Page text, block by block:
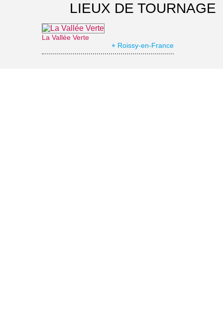
LIEUX DE TOURNAGE
La Vallée Verte
⌖ Roissy-en-France